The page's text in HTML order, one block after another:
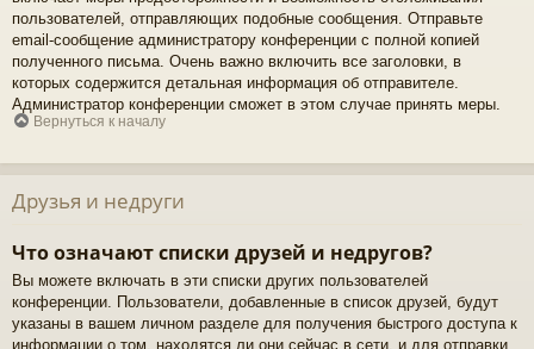
пользователей, отправляющих подобные сообщения. Отправьте
email-сообщение администратору конференции с полной копией
полученного письма. Очень важно включить все заголовки, в
которых содержится детальная информация об отправителе.
Администратор конференции сможет в этом случае принять меры.
Вернуться к началу
Друзья и недруги
Что означают списки друзей и недругов?
Вы можете включать в эти списки других пользователей
конференции. Пользователи, добавленные в список друзей, будут
указаны в вашем личном разделе для получения быстрого доступа к
информации о том, находятся ли они сейчас в сети, и для отправки